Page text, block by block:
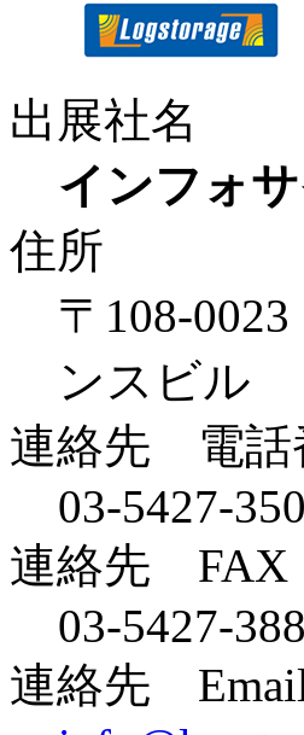
出展社名
インフォ
住所
〒108-
ンスビル
連絡先 電話
03-5427-
連絡先 FAX
03-5427-
連絡先